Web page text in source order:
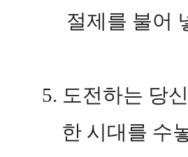
절제를 불어
5. 도전하는 당
한 시대를 수